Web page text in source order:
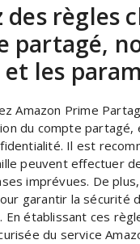
des règles
partagé,
et les
Amazon Prime
du compte
Il est
peuvent effectuer
imprévues. De
garantir la sécurité
En établissant ces
du service